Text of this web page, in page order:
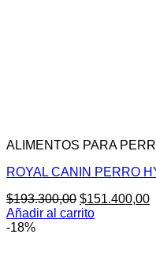
ALIMENTOS PARA
ROYAL CANIN PERRO
$193.300,00 El
precio
$151.400,00El
Añadir al carrito
-18%